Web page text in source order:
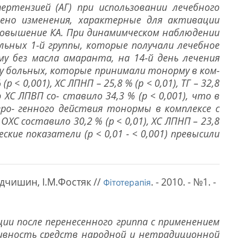
(АГ) при использовании лечебного
изменения, характерные для активации
КА. При динамимческом наблюдении
1-й группы, которые получали лечебное
без масла амаранта, на 14-й день лечения
больных, которые принимали тонорму в ком-
< 0,001), ХС ЛПНП – 25,8 % (p < 0,01), TГ – 32,8
ЛПВП со- ставило 34,3 % (p < 0,001), что в
генного действия тонормы в комплексе с
составило 30,2 % (p < 0,01), ХС ЛПНП – 23,8
показатели (p < 0,01 - < 0,001) превысили
І.М.Фостяк // Фітотерапія. - 2010. - №1. -
перенесенного гриппа с применением
средств народной и нетрадиционной